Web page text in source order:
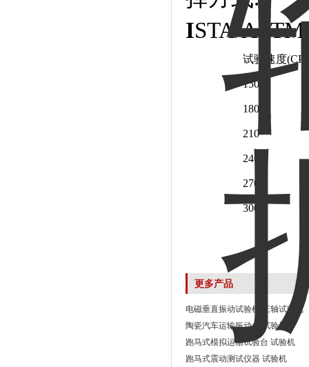
ISTA/
试验速度
150
180
210
240
270
300
更多产品
电磁垂直振动试验机 三轴试验机
陶瓷汽车运输振动台 试验机
跑马式模拟运输试验台 试验机
跑马式震动测试仪器 试验机